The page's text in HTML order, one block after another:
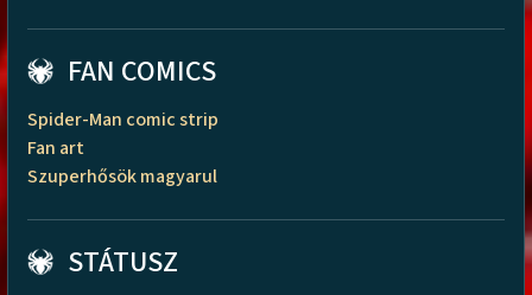
FAN COMICS
Spider-Man comic strip
Fan art
Szuperhősök magyarul
STÁTUSZ